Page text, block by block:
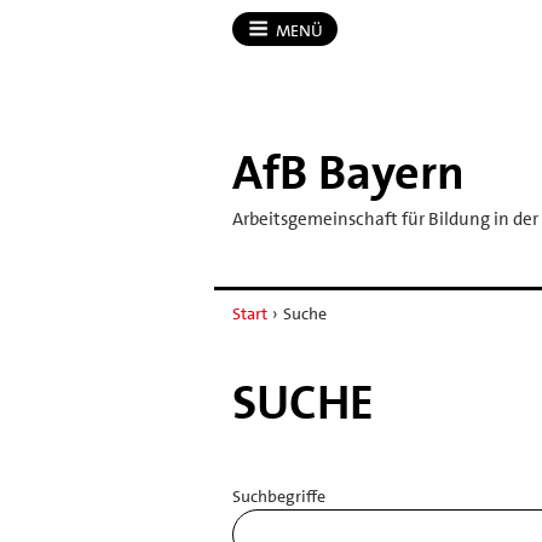
MENÜ
AfB Bayern
Arbeitsgemeinschaft für Bildung in der
Start › Suche
SUCHE
Suchbegriffe